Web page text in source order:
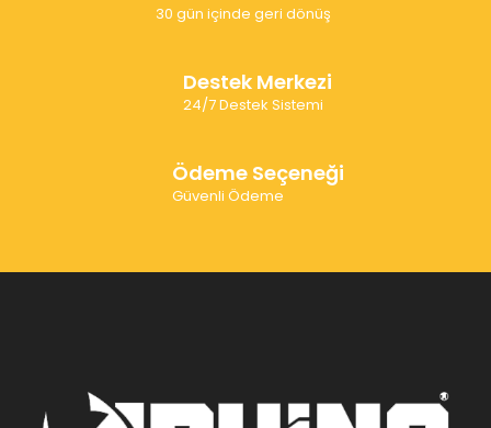
30 gün içinde geri dönüş
Destek Merkezi
24/7 Destek Sistemi
Ödeme Seçeneği
Güvenli Ödeme